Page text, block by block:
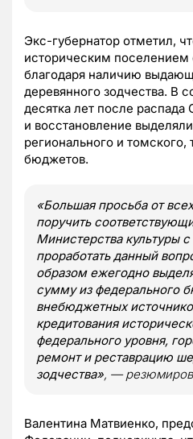
Экс-губернатор отметил,
историческим поселением
благодаря наличию
деревянного зодчества. В
десятка лет после
и восстановление
регионального и томского,
бюджетов.
«Большая просьба от
поручить
Министерства культуры
проработать данный
образом ежегодно
сумму из федерального
внебюджетных
кредитования
федерального уровня,
ремонт и реставрацию
зодчества», —
Валентина Матвиенко,